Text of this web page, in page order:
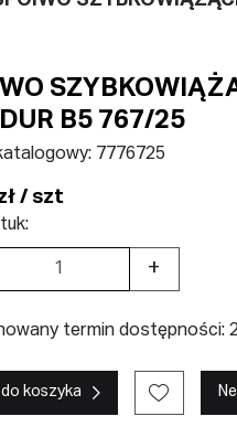
B5 767/25
7776725
/ szt
+
termin dostępności:
koszyka